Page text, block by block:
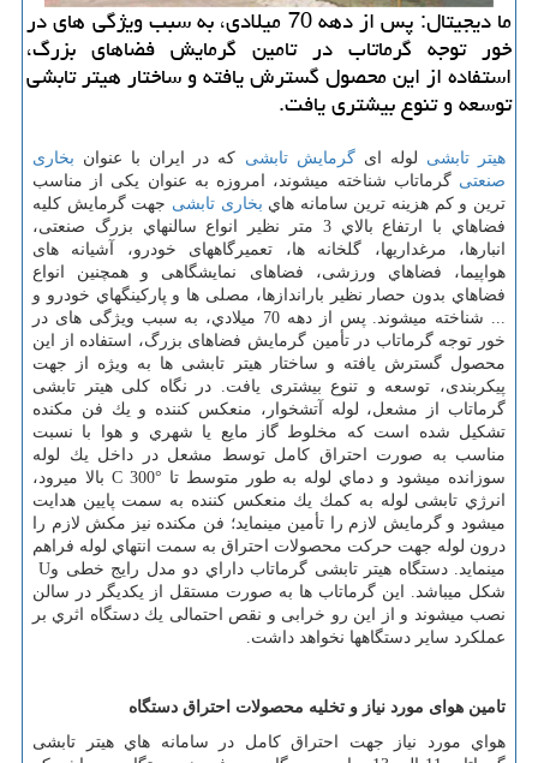
ما دیجیتال: پس از دهه 70 میلادی، به سبب ویژگی های در
خور توجه گرماتاب در تامین گرمایش فضاهای بزرگ،
استفاده از این محصول گسترش یافته و ساختار هیتر تابشی
توسعه و تنوع بیشتری یافت.
هیتر تابشی لوله ایگرمایش تابشی که در ایران با عنوان بخاری
صنعتی گرماتاب شناخته میشوند، امروزه به عنوان یکی از مناسب
ترین و کم هزینه ترین سامانه هاي بخاری تابشی جهت گرمایش كليه
فضاهاي با ارتفاع بالاي 3 متر نظیر انواع سالنهاي بزرگ صنعتی،
انبارها، مرغداريها، گلخانه ها، تعمیرگاههای خودرو، آشیانه های
هواپیما، فضاهاي ورزشی، فضاهای نمایشگاهی و همچنین انواع
فضاهاي بدون حصار نظیر باراندازها، مصلی ها و پاركينگهاي خودرو و
... شناخته میشوند. پس از دهه 70 ميلادي، به سبب ویژگی های در
خور توجه گرماتاب در تأمین گرمایش فضاهای بزرگ، استفاده از این
محصول گسترش یافته و ساختار هیتر تابشی ها به ویژه از جهت
پیکربندی، توسعه و تنوع بیشتری یافت. در نگاه کلی هیتر تابشی
گرماتاب از مشعل، لوله آتشخوار، منعکس كننده و یك فن مکنده
تشکیل شده است كه مخلوط گاز مایع یا شهري و هوا با نسبت
مناسب به صورت احتراق کامل توسط مشعل در داخل یك لوله
سوزانده میشود و دماي لوله به طور متوسط تا C 300° بالا میرود،
انرژي تابشی لوله به كمك يك منعکس کننده به سمت پایین هدایت
میشود و گرمایش لازم را تأمین مینماید؛ فن مکنده نیز مکش لازم را
درون لوله جهت حركت محصولات احتراق به سمت انتهاي لوله فراهم
مینماید. دستگاه هیتر تابشی گرماتاب داراي دو مدل رایج خطی وU
شکل میباشد. این گرماتاب ها به صورت مستقل از یکدیگر در سالن
نصب میشوند و از این رو خرابی و نقص احتمالی یك دستگاه اثري بر
عملکرد سایر دستگاهها نخواهد داشت.
تامین هوای مورد نیاز و تخلیه محصولات احتراق دستگاه
هواي مورد نیاز جهت احتراق کامل در سامانه هاي هیتر تابشی